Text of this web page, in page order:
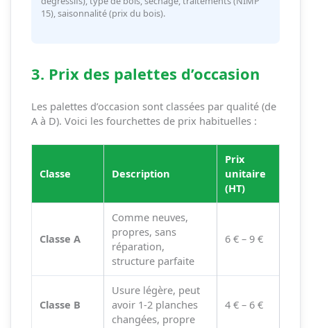
15), saisonnalité (prix du bois).
3. Prix des palettes d’occasion
Les palettes d’occasion sont classées par qualité (de
A à D). Voici les fourchettes de prix habituelles :
Classe Description
Prix
unitaire
(HT)
Classe A
Comme neuves,
propres, sans
réparation,
structure parfaite
6 € – 9 €
Classe B
Usure légère, peut
avoir 1-2 planches
changées, propre
4 € – 6 €